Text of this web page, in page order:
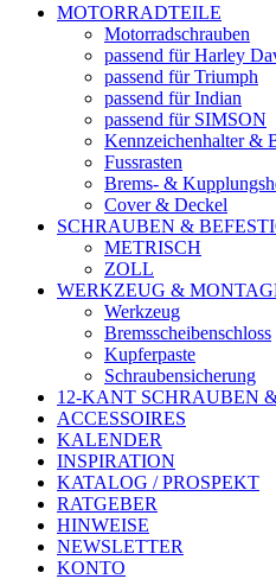
MOTORRADTEILE
Motorradschrauben
passend für Harley
passend für Triumph
passend für Indian
passend für SIMSON
Kennzeichenhalter &
Fussrasten
Brems- &
Cover & Deckel
SCHRAUBEN &
METRISCH
ZOLL
WERKZEUG &
Werkzeug
Bremsscheibenschloss
Kupferpaste
Schraubensicherung
12-KANT SCHRAUBEN
ACCESSOIRES
KALENDER
INSPIRATION
KATALOG / PROSPEKT
RATGEBER
HINWEISE
NEWSLETTER
KONTO